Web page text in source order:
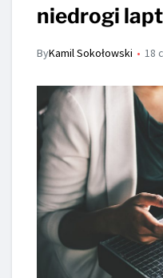
niedrogi
ByKamil Sokołowski 18